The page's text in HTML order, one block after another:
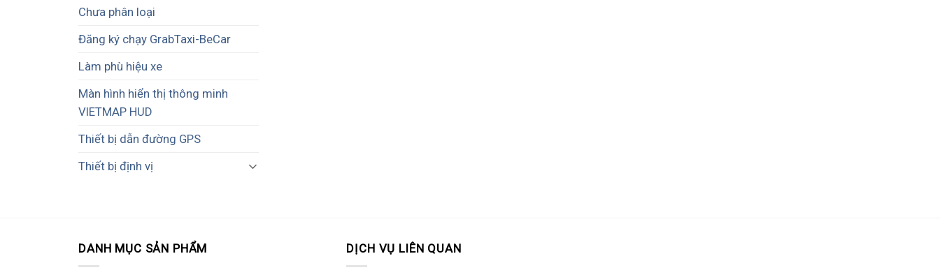
Chưa phân loại
Đăng ký chạy GrabTaxi-BeCar
Làm phù hiệu xe
Màn hình hiển thị thông minh
VIETMAP HUD
Thiết bị dẫn đường GPS
Thiết bị định vị
DANH MỤC SẢN PHẨM DỊCH VỤ LIÊN QUAN